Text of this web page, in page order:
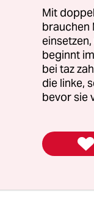
Luxor.
Spaß, als ich
kein
Abu Bakar
ohne
Mit
brauchen
beginnt
bei taz
die linke,
bevor sie
